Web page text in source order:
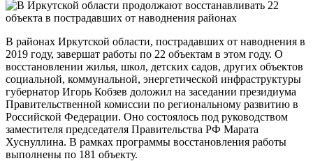
В районах Иркутской области, пострадавших от наводнения в
2019 году, завершат работы по 22 объектам в этом году. О
восстановлении жилья, школ, детских садов, других объектов
социальной, коммунальной, энергетической инфраструктуры
губернатор Игорь Кобзев доложил на заседании президиума
Правительственной комиссии по региональному развитию в
Российской Федерации. Оно состоялось под руководством
заместителя председателя Правительства РФ Марата
Хуснуллина. В рамках программы восстановления работы
выполнены по 181 объекту.